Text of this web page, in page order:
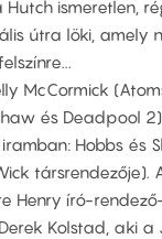
ismeretlen,
útra löki, amely
McCormick
és Deadpool
Hobbs és
társrendezője).
Henry író-
Kolstad, aki a